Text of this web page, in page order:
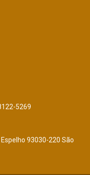
5269
93030-220 São